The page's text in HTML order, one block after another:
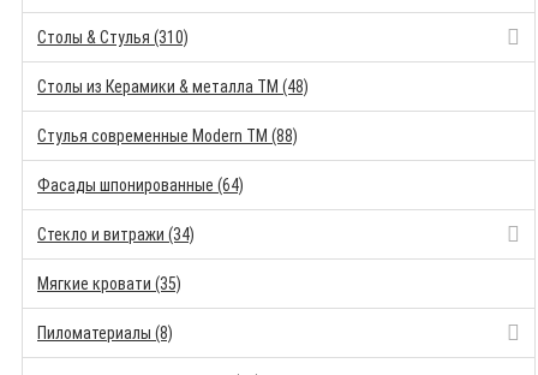
Столы & Стулья (310)
Столы из Керамики & металла TM (48)
Стулья современные Modern TM (88)
Фасады шпонированные (64)
Стекло и витражи (34)
Мягкие кровати (35)
Пиломатериалы (8)